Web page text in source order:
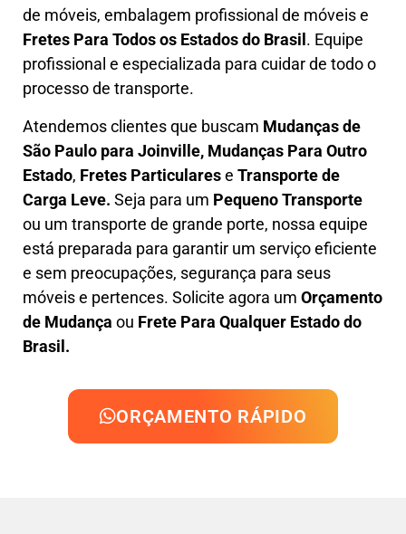
de móveis, embalagem profissional de móveis e
Fretes Para Todos os Estados do Brasil . Equipe
profissional e especializada para cuidar de todo o
processo de transporte.
Atendemos clientes que buscam Mudançasde
São Paulo para Joinville, Mudanças Para Outro
Estado, Fretes Particularese Transportede
Carga Leve. Seja para um Pequeno Transporte
ou um transporte de grande porte, nossa equipe
está preparada para garantir um serviço eficiente
e sem preocupações, segurança para seus
móveis e pertences. Solicite agora um Orçamento
de Mudança ou Frete Para Qualquer Estado do
Brasil.
ORÇAMENTO RÁPIDO